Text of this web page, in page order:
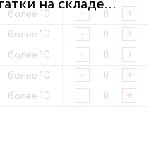
более 10 - +
более 10 - +
более 10 - +
более 10 - +
более 10 - +